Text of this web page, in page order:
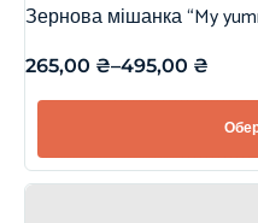
Зернова мішанка “My
265,00 ₴–495,00 ₴